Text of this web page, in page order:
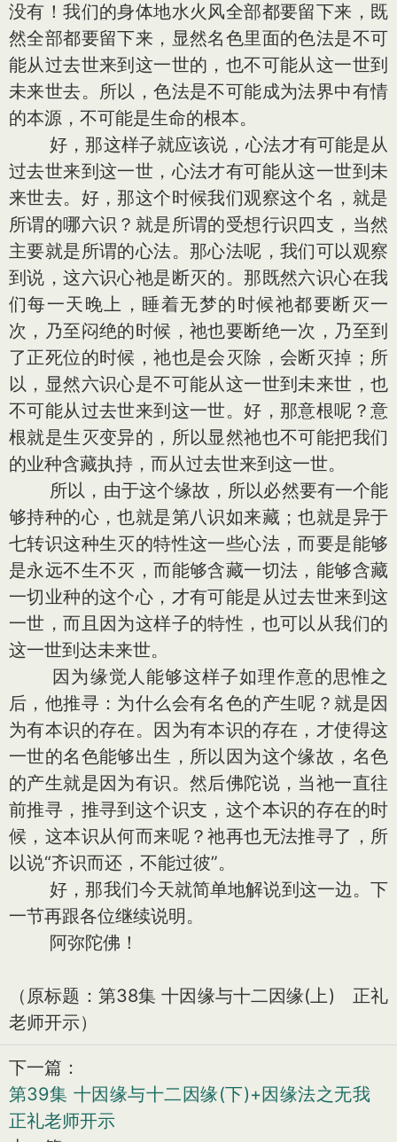
没有！我们的身体地水火风全部都要留下来，既
然全部都要留下来，显然名色里面的色法是不可
能从过去世来到这一世的，也不可能从这一世到
未来世去。所以，色法是不可能成为法界中有情
的本源，不可能是生命的根本。
好，那这样子就应该说，心法才有可能是从
过去世来到这一世，心法才有可能从这一世到未
来世去。好，那这个时候我们观察这个名，就是
所谓的哪六识？就是所谓的受想行识四支，当然
主要就是所谓的心法。那心法呢，我们可以观察
到说，这六识心祂是断灭的。那既然六识心在我
们每一天晚上，睡着无梦的时候祂都要断灭一
次，乃至闷绝的时候，祂也要断绝一次，乃至到
了正死位的时候，祂也是会灭除，会断灭掉；所
以，显然六识心是不可能从这一世到未来世，也
不可能从过去世来到这一世。好，那意根呢？意
根就是生灭变异的，所以显然祂也不可能把我们
的业种含藏执持，而从过去世来到这一世。
所以，由于这个缘故，所以必然要有一个能
够持种的心，也就是第八识如来藏；也就是异于
七转识这种生灭的特性这一些心法，而要是能够
是永远不生不灭，而能够含藏一切法，能够含藏
一切业种的这个心，才有可能是从过去世来到这
一世，而且因为这样子的特性，也可以从我们的
这一世到达未来世。
因为缘觉人能够这样子如理作意的思惟之
后，他推寻：为什么会有名色的产生呢？就是因
为有本识的存在。因为有本识的存在，才使得这
一世的名色能够出生，所以因为这个缘故，名色
的产生就是因为有识。然后佛陀说，当祂一直往
前推寻，推寻到这个识支，这个本识的存在的时
候，这本识从何而来呢？祂再也无法推寻了，所
以说“齐识而还，不能过彼”。
好，那我们今天就简单地解说到这一边。下
一节再跟各位继续说明。
阿弥陀佛！
（原标题：第38集 十因缘与十二因缘(上) 正礼
老师开示）
下一篇：
第39集 十因缘与十二因缘(下)+因缘法之无我
正礼老师开示